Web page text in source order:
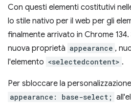
Con questi elementi costitutivi
lo stile nativo per il web per gli
finalmente arrivato in Chrome 134.
nuova proprietà appearance ,
l'elemento <selectedcontent> .
Per sbloccare la
appearance: base-select;